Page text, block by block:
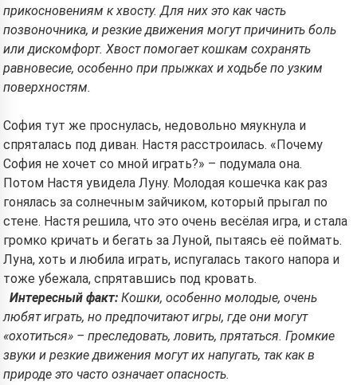
прикосновениям к хвосту. Для них это как часть
позвоночника, и резкие движения могут причинить боль
или дискомфорт. Хвост помогает кошкам сохранять
равновесие, особенно при прыжках и ходьбе по узким
поверхностям.
София тут же проснулась, недовольно мяукнула и
спряталась под диван. Настя расстроилась. «Почему
София не хочет со мной играть?» – подумала она.
Потом Настя увидела Луну. Молодая кошечка как раз
гонялась за солнечным зайчиком, который прыгал по
стене. Настя решила, что это очень весёлая игра, и стала
громко кричать и бегать за Луной, пытаясь её поймать.
Луна, хоть и любила играть, испугалась такого напора и
тоже убежала, спрятавшись под кровать.
Интересный факт: Кошки, особенно молодые, очень
любят играть, но предпочитают игры, где они могут
«охотиться» – преследовать, ловить, прятаться. Громкие
звуки и резкие движения могут их напугать, так как в
природе это часто означает опасность.